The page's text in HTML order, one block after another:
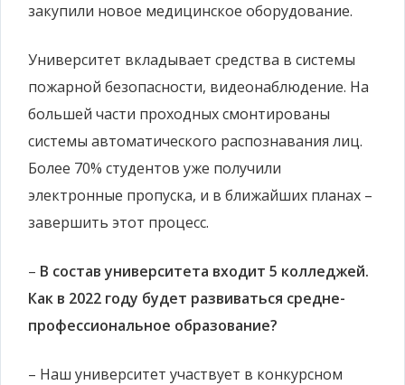
закупили новое медицинское оборудование.
Университет вкладывает средства в системы
пожарной безопасности, видеонаблюдение. На
большей части проходных смонтированы
системы автоматического распознавания лиц.
Более 70% студентов уже получили
электронные пропуска, и в ближайших планах –
завершить этот процесс.
– В состав университета входит 5 колледжей.
Как в 2022 году будет развиваться средне-
профессиональное образование?
– Наш университет участвует в конкурсном